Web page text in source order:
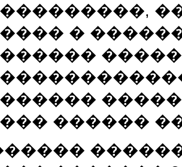
�
������
������